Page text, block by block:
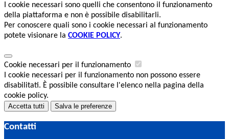
I cookie necessari sono quelli che consentono il funzionamento
della piattaforma e non è possibile disabilitarli.
Per conoscere quali sono i cookie necessari al funzionamento
potete visionare la COOKIE POLICY.
Cookie necessari per il funzionamento
I cookie necessari per il funzionamento non possono essere
disabilitati. È possibile consultare l'elenco nella pagina della
cookie policy.
Accetta tutti Salva le preferenze
Contatti